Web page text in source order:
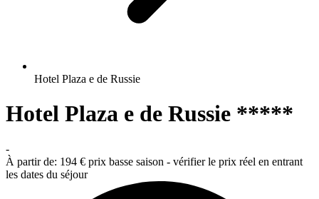
Hotel Plaza e de Russie
Hotel Plaza e de Russie *****
-
À partir de: 194 € prix basse saison - vérifier le prix réel en entrant
les dates du séjour